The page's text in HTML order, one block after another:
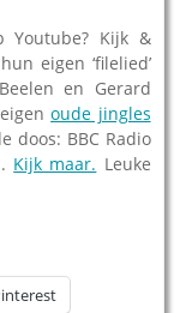
Youtube? Kijk &
eigen ‘filelied’
en Gerard
eigenoude jingles
doos: BBC Radio
Kijk maar. Leuke